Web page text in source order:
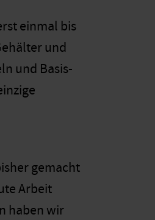
einmal bis
und
und Basis-
gemacht
Arbeit
haben wir